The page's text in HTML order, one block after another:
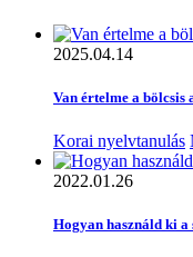
2025.04.14
Van értelme a bölcsis
Korai nyelvtanulás
2022.01.26
Hogyan használd ki a